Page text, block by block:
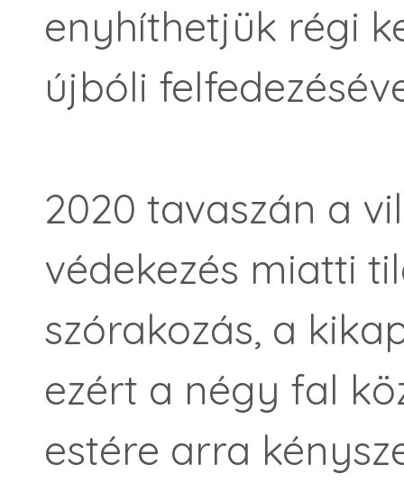
enyhíthetjük régi
újbóli
2020 tavaszán a
védekezés miatti
szórakozás, a
ezért a négy fal
estére arra